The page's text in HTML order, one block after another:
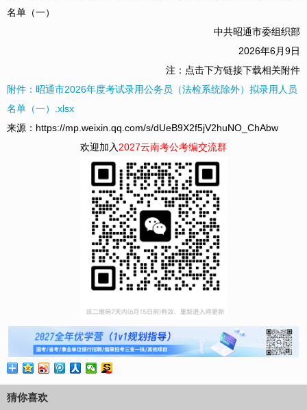
名单（一）
中共昭通市委组织部
2026年6月9日
注：点击下方链接下载相关附件
附件：昭通市2026年度考试录用公务员（法检系统除外）拟录用人员
名单（一）.xlsx
来源：https://mp.weixin.qq.com/s/dUeB9X2f5jV2huNO_ChAbw
欢迎加入2027云南考公考编交流群
猜你喜欢